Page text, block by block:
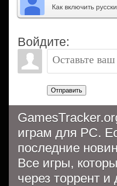
Как включить
Войдите:
Отправить
играм для PC.
последние
Все игры,
через торрент